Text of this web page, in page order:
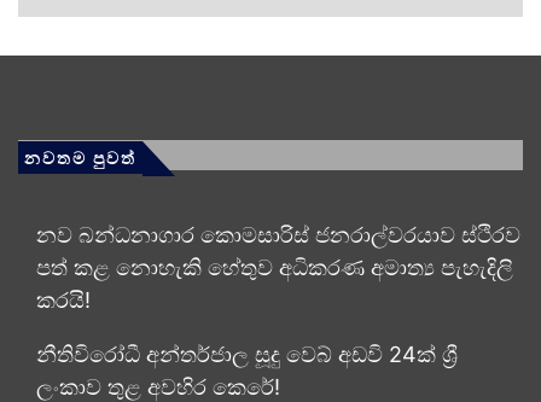
නවතම පුවත්
නව බන්ධනාගාර කොමසාරිස් ජනරාල්වරයාව ස්ථිරව
පත් කළ නොහැකි හේතුව අධිකරණ අමාත්‍ය පැහැදිලි
කරයි!
නීතිවිරෝධී අන්තර්ජාල සූදු වෙබ් අඩවි 24ක් ශ්‍රී
ලංකාව තුළ අවහිර කෙරේ!